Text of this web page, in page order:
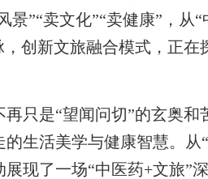
景”“卖文化”“卖健康”，从
，创新文旅融合模式，正
是“望闻问切”的玄奥和
生活美学与健康智慧。
现了一场“中医药+文旅”